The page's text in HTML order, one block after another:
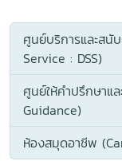
ศูนย์บริการและส
Service : DSS)
ศูนย์ให้คำปรึกษาแ
Guidance)
ห้องสมุดอาชีพ